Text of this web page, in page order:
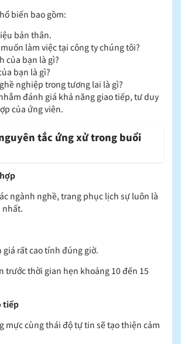
biến bao gồm:
bản thân.
làm việc tại công ty chúng tôi?
của bạn là gì?
bạn là gì?
nghiệp trong tương lai là gì?
đánh giá khả năng giao tiếp, tư duy
của ứng viên.
tắc ứng xử trong buổi
ngành nghề, trang phục lịch sự luôn là
nhất.
giá rất cao tính đúng giờ.
trước thời gian hẹn khoảng 10 đến 15
tiếp
mực cùng thái độ tự tin sẽ tạo thiện cảm